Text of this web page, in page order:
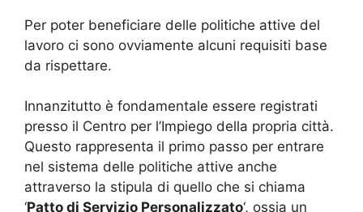
Per poter beneficiare delle politiche attive del
lavoro ci sono ovviamente alcuni requisiti base
da rispettare.
Innanzitutto è fondamentale essere registrati
presso il Centro per l’Impiego della propria città.
Questo rappresenta il primo passo per entrare
nel sistema delle politiche attive anche
attraverso la stipula di quello che si chiama
‘Patto di Servizio Personalizzato‘, ossia un